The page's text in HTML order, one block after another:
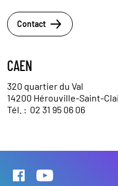
Contact
CAEN
320 quartier du Val
14200 Hérouville-Saint-
Tél. : 02 31 95 06 06